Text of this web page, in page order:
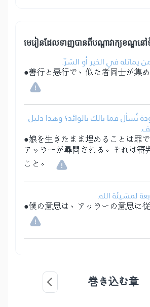
មេរៀនដែលទាញបានពីបណ្តាវាក្យខណ្ឌនៅ
يماثله في الخير أو الشرّ.
●善行と悪行で、似た者同士が集
تُسأل فما بالك بالوائد؟ وهذا دليل
●娘を生きたまま埋めることは罪
アッラーが尋問される。それは審
こと。
لمشيئة الله.
●僕の意思は、アッラーの意思に
巻き込む章